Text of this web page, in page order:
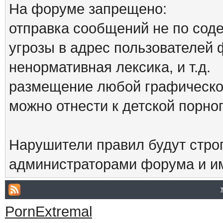
На форуме запрещено:
отправка сообщений не по
угрозы в адрес
ненормативная лексика, и т.д.
размещение любой
можно отнести к детской
Нарушители правил будут
администраторами форума и
PornExtremal